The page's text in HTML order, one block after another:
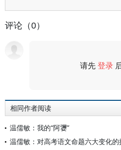
评论（0）
请先登录
相同作者阅读
温儒敏：我的“阿㜷”
温儒敏：对高考语文命题六大变化的